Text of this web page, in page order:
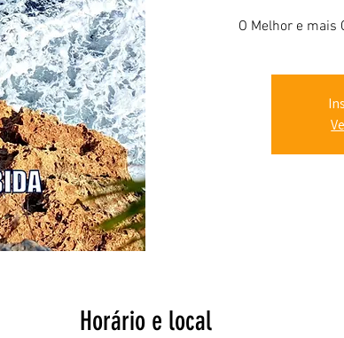
O Melhor e mais
Horário e local